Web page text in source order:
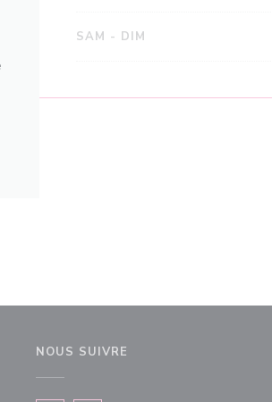
SAM - DIM
NOUS SUIVRE